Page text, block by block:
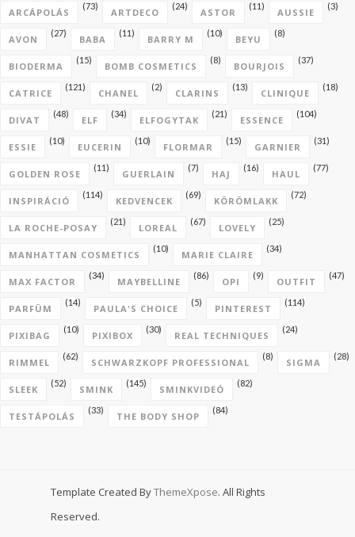
ARCÁPOLÁS
(73)
ARTDECO
(24)
ASTOR
(11)
AUSSIE
(3)
AVON
(27)
BABA
(11)
BARRY M
(10)
BEYU
(8)
BIODERMA
(15)
BOMB COSMETICS
(8)
BOURJOIS
(37)
CATRICE
(121)
CHANEL
(2)
CLARINS
(13)
CLINIQUE
(18)
DIVAT
(48)
ELF
(34)
ELFOGYTAK
(21)
ESSENCE
(104)
ESSIE
(10)
EUCERIN
(10)
FLORMAR
(15)
GARNIER
(31)
GOLDEN ROSE
(11)
GUERLAIN
(7)
HAJ
(16)
HAUL
(77)
INSPIRÁCIÓ
(114)
KEDVENCEK
(69)
KÖRÖMLAKK
(72)
LA ROCHE-POSAY
(21)
LOREAL
(67)
LOVELY
(25)
MANHATTAN COSMETICS
(10)
MARIE CLAIRE
(34)
MAX FACTOR
(34)
MAYBELLINE
(86)
OPI
(9)
OUTFIT
(47)
PARFÜM
(14)
PAULA'S CHOICE
(5)
PINTEREST
(114)
PIXIBAG
(10)
PIXIBOX
(30)
REAL TECHNIQUES
(24)
RIMMEL
(62)
SCHWARZKOPF PROFESSIONAL
(8)
SIGMA
(28)
SLEEK
(52)
SMINK
(145)
SMINKVIDEÓ
(82)
TESTÁPOLÁS
(33)
THE BODY SHOP
(84)
Template Created ByThemeXpose. All Rights
Reserved.